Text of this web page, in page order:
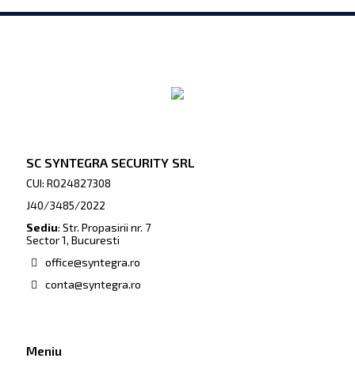
SC SYNTEGRA SECURITY SRL
CUI: RO24827308
J40/3485/2022
Sediu: Str. Propasirii nr. 7
Sector 1, Bucuresti
office@syntegra.ro
conta@syntegra.ro
Meniu